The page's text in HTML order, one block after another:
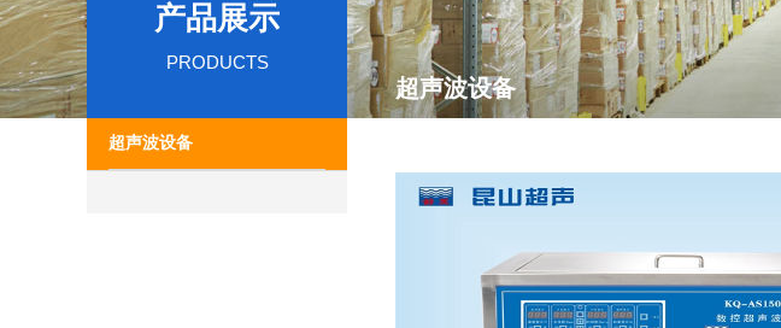
产品展示
PRODUCTS
超声波设备
超声波设备